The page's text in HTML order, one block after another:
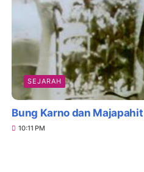
SEJARAH
Bung Karno dan Majapahit
10:11 PM